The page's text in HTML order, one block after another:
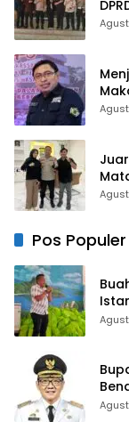
Pos Populer